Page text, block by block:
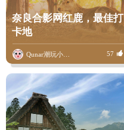
奈良合影网红鹿，最佳打
卡地
57